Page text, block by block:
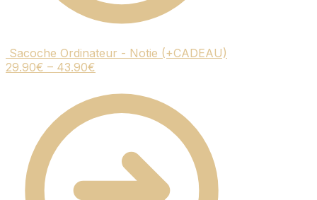
Sacoche Ordinateur - Notie (+CADEAU)
29.90€ – 43.90€